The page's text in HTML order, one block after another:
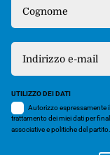
UTILIZZO DEI DATI
Autorizzo espressamente
trattamento dei miei dati per
associative e politiche del partito.